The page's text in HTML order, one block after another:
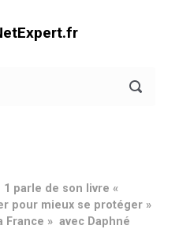
1 parle de son livre «
pour mieux se protéger »
France » avec Daphné